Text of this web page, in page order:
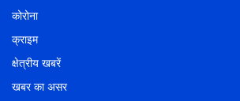
कोरोना
क्राइम
क्षेत्रीय खबरें
खबर का असर